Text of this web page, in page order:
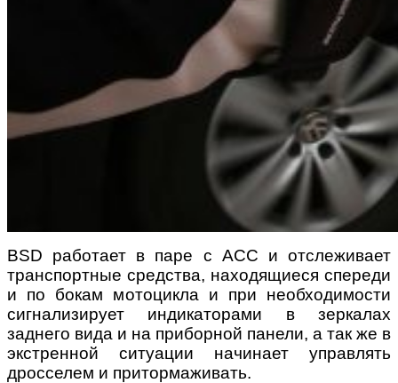
BSD работает в паре с ACC и отслеживает
транспортные средства, находящиеся спереди
и по бокам мотоцикла и при необходимости
сигнализирует индикаторами в зеркалах
заднего вида и на приборной панели, а так же в
экстренной ситуации начинает управлять
дросселем и притормаживать.